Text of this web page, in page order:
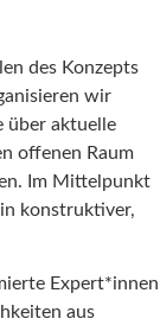
des Konzepts
wir
über aktuelle
offenen Raum
Im Mittelpunkt
konstruktiver,
Expert*innen
aus